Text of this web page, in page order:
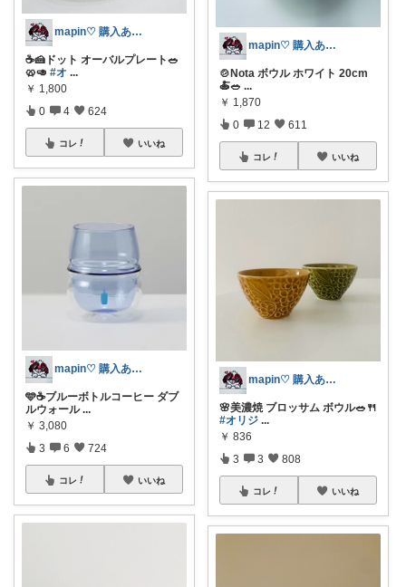
mapin♡ 購入ありがとう🫶
☕️🍰ドット オーバルプレート🥗
🥨🥑 #オ ...
￥ 1,800
0 4 624
コレ いいね
mapin♡ 購入ありがとう🫶
🩵☕️ブルーボトルコーヒー ダブ
ルウォール ...
￥ 3,080
3 6 724
コレ いいね
mapin♡ 購入ありがとう🫶
🍲Nota ボウル ホワイト 20cm
🍝🥗 ...
￥ 1,870
0 12 611
コレ いいね
mapin♡ 購入ありがとう🫶
🌸美濃焼 ブロッサム ボウル🥗🍴
#オリジ ...
￥ 836
3 3 808
コレ いいね